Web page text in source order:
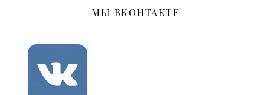
МЫ ВКОНТАКТЕ